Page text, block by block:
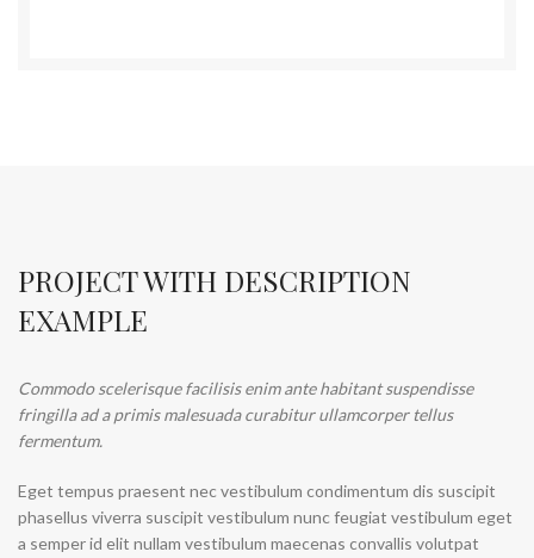
PROJECT WITH DESCRIPTION
EXAMPLE
Commodo scelerisque facilisis enim ante habitant suspendisse
fringilla ad a primis malesuada curabitur ullamcorper tellus
fermentum.
Eget tempus praesent nec vestibulum condimentum dis suscipit
phasellus viverra suscipit vestibulum nunc feugiat vestibulum eget
a semper id elit nullam vestibulum maecenas convallis volutpat